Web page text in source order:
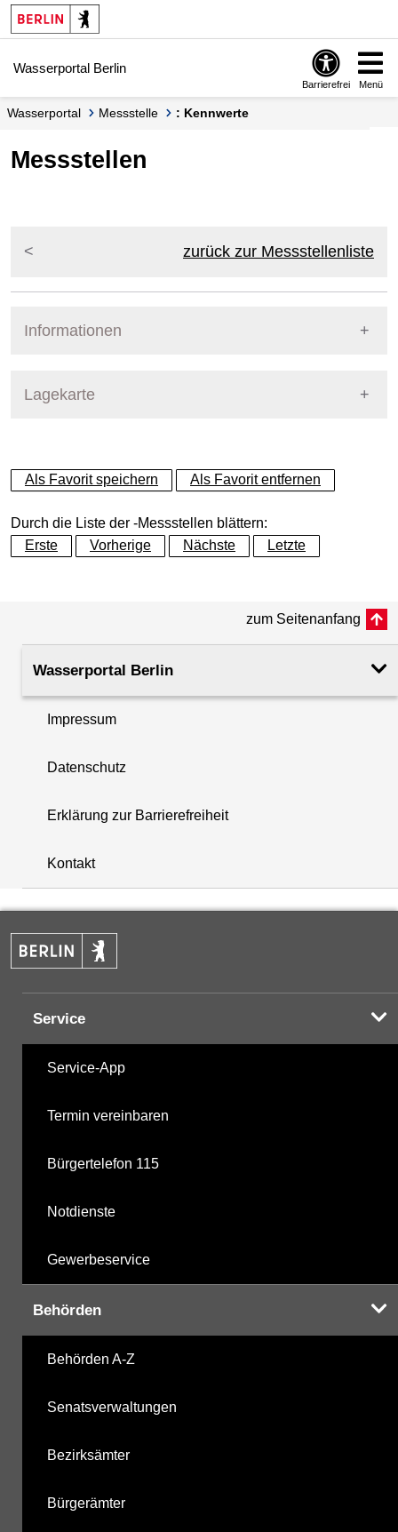
Springe zur Navigation
Springe zum Inhalt
Wasserportal Berlin
Barrierefrei Menü
Wasserportal Messstelle : Kennwerte
Messstellen
zurück zur Messstellenliste
Informationen
Lagekarte
+
−
+
−
Als Favorit speichern Als Favorit entfernen
Durch die Liste der -Messstellen blättern:
Erste
Vorherige Nächste Letzte
zum Seitenanfang
Wasserportal Berlin
Impressum
Datenschutz
Erklärung zur Barrierefreiheit
Kontakt
Service
Service-App
Termin vereinbaren
Bürgertelefon 115
Notdienste
Gewerbeservice
Behörden
Behörden A-Z
Senatsverwaltungen
Bezirksämter
Bürgerämter